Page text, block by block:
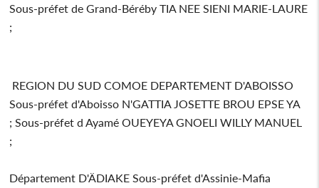
Sous-préfet de Grand-Béréby TIA NEE SIENI MARIE-LAURE
;
REGION DU SUD COMOE DEPARTEMENT D'ABOISSO
Sous-préfet d'Aboisso N'GATTIA JOSETTE BROU EPSE YA
; Sous-préfet d Ayamé OUEYEYA GNOELI WILLY MANUEL
;
Département D'ÄDIAKE Sous-préfet d'Assinie-Mafia